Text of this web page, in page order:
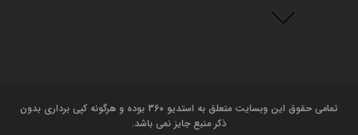
تمامی حقوق این وبسایت متعلق به استدیو 360 بوده و هرگونه کپی برداری بدون
ذکر منبع جایز نمی باشد.